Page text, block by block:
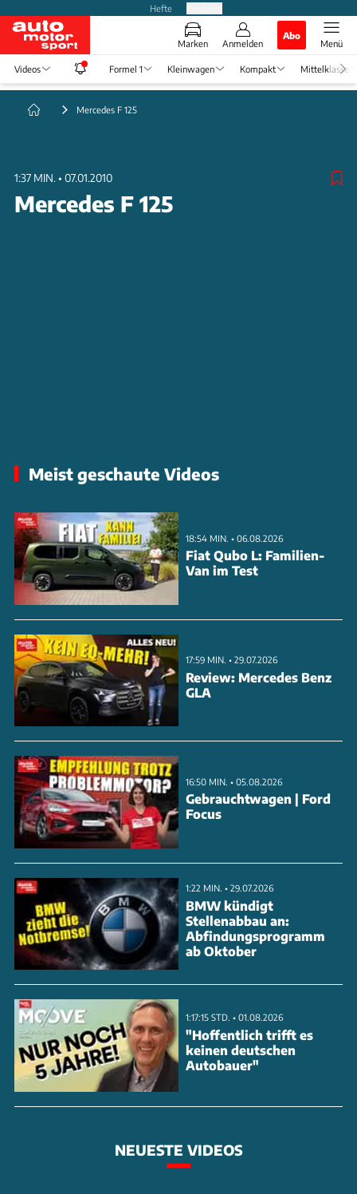
Hefte
Marken Anmelden
Abo
Menü
Videos Formel 1 Kleinwagen Kompakt Mittelklasse
Mercedes F 125
1:37 MIN. • 07.01.2010
Mercedes F 125
Meist geschaute Videos
18:54 MIN. • 06.08.2026
Fiat Qubo L: Familien-
Van im Test
17:59 MIN. • 29.07.2026
Review: Mercedes Benz
GLA
16:50 MIN. • 05.08.2026
Gebrauchtwagen | Ford
Focus
1:22 MIN. • 29.07.2026
BMW kündigt
Stellenabbau an:
Abfindungsprogramm
ab Oktober
1:17:15 STD. • 01.08.2026
"Hoffentlich trifft es
keinen deutschen
Autobauer"
NEUESTE VIDEOS